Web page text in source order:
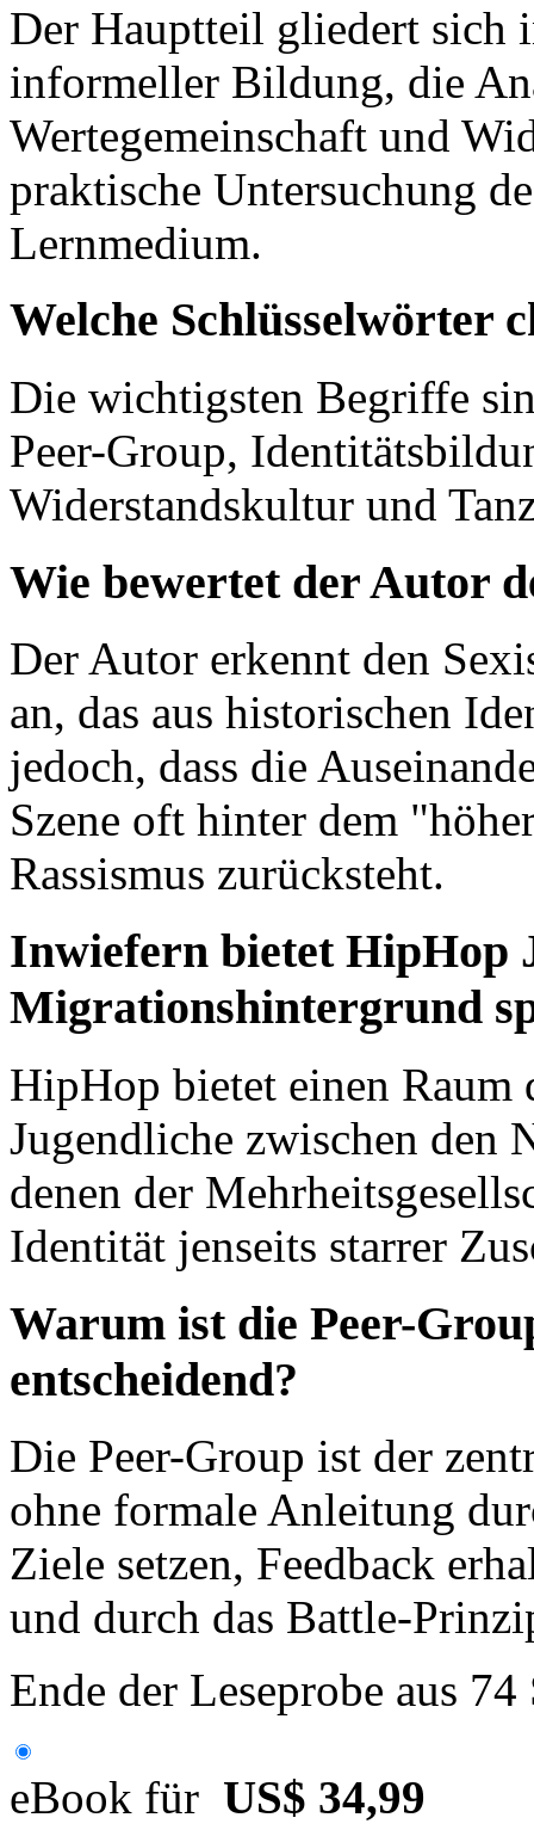
Der Hauptteil gliedert sich
informeller Bildung, die
Wertegemeinschaft und
praktische Untersuchung
Lernmedium.
Welche Schlüsselwörter
Die wichtigsten Begriffe
Peer-Group,
Widerstandskultur und
Wie bewertet der Autor
Der Autor erkennt den
an, das aus historischen
jedoch, dass die
Szene oft hinter dem
Rassismus zurücksteht.
Inwiefern bietet HipHop
Migrationshintergrund
HipHop bietet einen
Jugendliche zwischen den
denen der
Identität jenseits starrer
Warum ist die Peer-
entscheidend?
Die Peer-Group ist der
ohne formale Anleitung
Ziele setzen, Feedback
und durch das Battle-
Ende der Leseprobe aus
eBook für US$ 34,99